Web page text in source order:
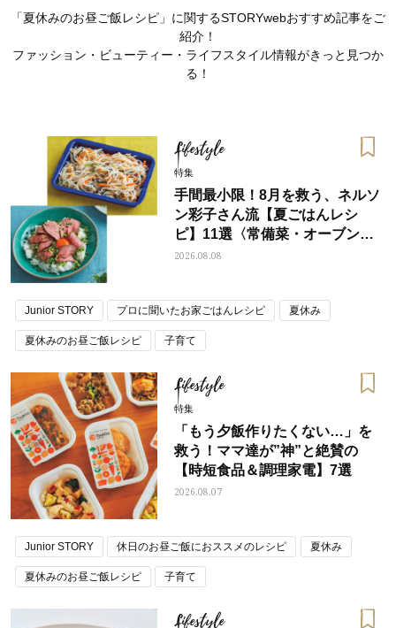
ママとパパに贈る「ジェンダーレ
ス学」
人気の40代髪型・ヘア
タログ
「夏休みのお昼ご飯レシピ」に関するSTORYwebおすすめ記事をご
紹介！
ファッション・ビューティー・ライフスタイル情報がきっと見つか
る！
Lifestyle
特集
手間最小限！8月を救う、ネルソ
ン彩子さん流【夏ごはんレシ
ピ】11選〈常備菜・オーブン料
理〉
2026.08.08
Junior STORY プロに聞いたお家ごはんレシピ 夏休み
夏休みのお昼ご飯レシピ 子育て
Lifestyle
特集
「もう夕飯作りたくない…」を
救う！ママ達が”神”と絶賛の
【時短食品＆調理家電】7選
2026.08.07
Junior STORY 休日のお昼ご飯におススメのレシピ 夏休み
夏休みのお昼ご飯レシピ 子育て
Lifestyle